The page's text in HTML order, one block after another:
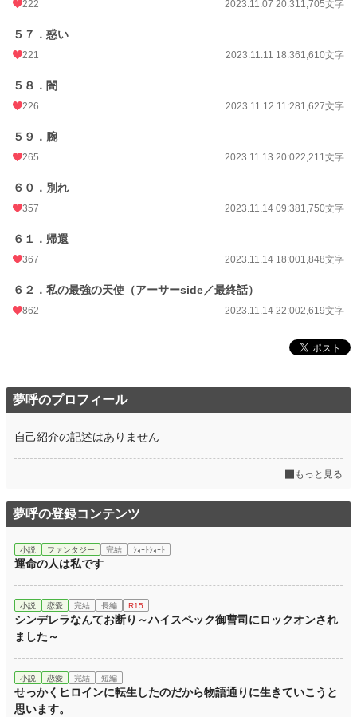
222 2023.11.07 20:311,705文字
５７．惑い
221 2023.11.11 18:361,610文字
５８．闇
226 2023.11.12 11:281,627文字
５９．腕
265 2023.11.13 20:022,211文字
６０．別れ
357 2023.11.14 09:381,750文字
６１．帰還
367 2023.11.14 18:001,848文字
６２．私の最強の天使（アーサーside／最終話）
862 2023.11.14 22:002,619文字
夢呼のプロフィール
自己紹介の記述はありません
もっと見る
夢呼の登録コンテンツ
小説 ファンタジー 完結 ｼｮｰﾄｼｮｰﾄ
運命の人は私です
小説 恋愛 完結 長編 R15
シンデレラなんてお断り～ハイスペック御曹司にロックオンされ
ました～
小説 恋愛 完結 短編
せっかくヒロインに転生したのだから物語通りに生きていこうと
思います。